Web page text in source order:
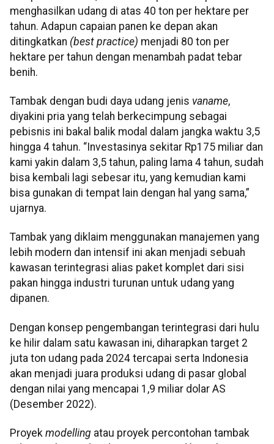
menghasilkan udang di atas 40 ton per hektare per
tahun. Adapun capaian panen ke depan akan
ditingkatkan (best practice) menjadi 80 ton per
hektare per tahun dengan menambah padat tebar
benih.
Tambak dengan budi daya udang jenis vaname,
diyakini pria yang telah berkecimpung sebagai
pebisnis ini bakal balik modal dalam jangka waktu 3,5
hingga 4 tahun. “Investasinya sekitar Rp175 miliar dan
kami yakin dalam 3,5 tahun, paling lama 4 tahun, sudah
bisa kembali lagi sebesar itu, yang kemudian kami
bisa gunakan di tempat lain dengan hal yang sama,”
ujarnya.
Tambak yang diklaim menggunakan manajemen yang
lebih modern dan intensif ini akan menjadi sebuah
kawasan terintegrasi alias paket komplet dari sisi
pakan hingga industri turunan untuk udang yang
dipanen.
Dengan konsep pengembangan terintegrasi dari hulu
ke hilir dalam satu kawasan ini, diharapkan target 2
juta ton udang pada 2024 tercapai serta Indonesia
akan menjadi juara produksi udang di pasar global
dengan nilai yang mencapai 1,9 miliar dolar AS
(Desember 2022).
Proyek modelling atau proyek percontohan tambak